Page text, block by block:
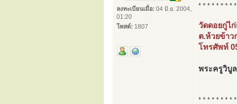
ลงทะเบียนเมื่อ: 04 มิ.ย. 2004,
01:20
โพสต์: 1807
* * * * * * * *
วัดดอยกู่ไ
ต.ห้วยข้าว
โทรศัพท์
พระครูวิบู
* * * * * * * *